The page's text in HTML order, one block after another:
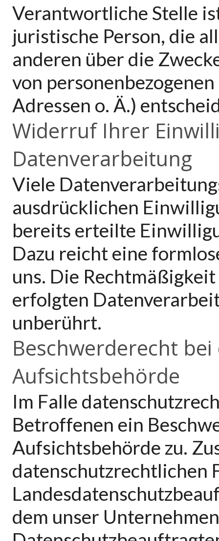
Verantwortliche Stelle
juristische Person, die
anderen über die
von
Adressen o. Ä.)
Widerruf Ihrer
Datenverarbeitung
Viele
ausdrücklichen
bereits erteilte
Dazu reicht eine
uns. Die
erfolgten
unberührt.
Beschwerderecht
Aufsichtsbehörde
Im Falle
Betroffenen ein
Aufsichtsbehörde zu.
datenschutzrechtlichen
dem unser